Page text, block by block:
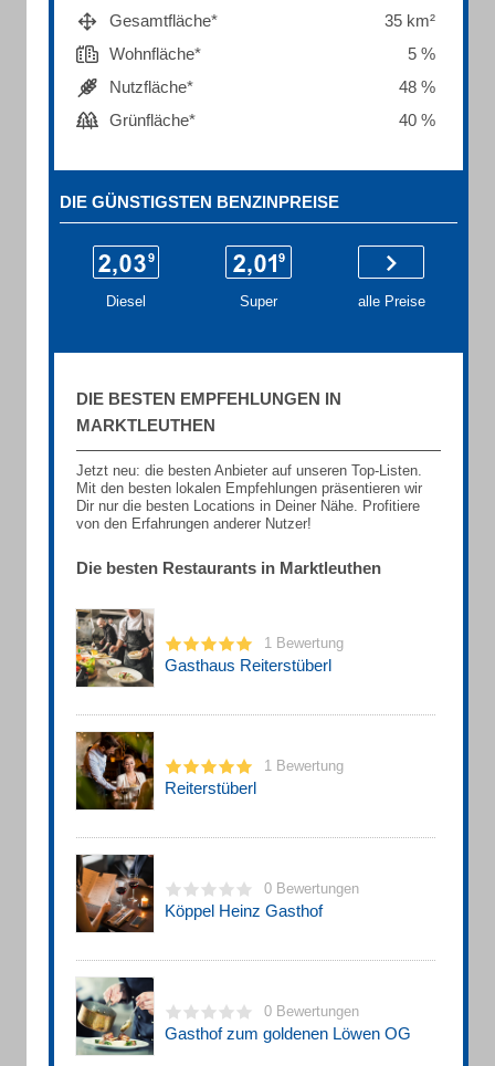
Gesamtfläche*
35 km²
Wohnfläche*
5 %
Nutzfläche*
48 %
Grünfläche*
40 %
DIE GÜNSTIGSTEN BENZINPREISE
Diesel Super alle Preise
DIE BESTEN EMPFEHLUNGEN IN
MARKTLEUTHEN
Jetzt neu: die besten Anbieter auf unseren Top-Listen.
Mit den besten lokalen Empfehlungen präsentieren wir
Dir nur die besten Locations in Deiner Nähe. Profitiere
von den Erfahrungen anderer Nutzer!
Die besten Restaurants in Marktleuthen
1 Bewertung
Gasthaus Reiterstüberl
1 Bewertung
Reiterstüberl
0 Bewertungen
Köppel Heinz Gasthof
0 Bewertungen
Gasthof zum goldenen Löwen OG